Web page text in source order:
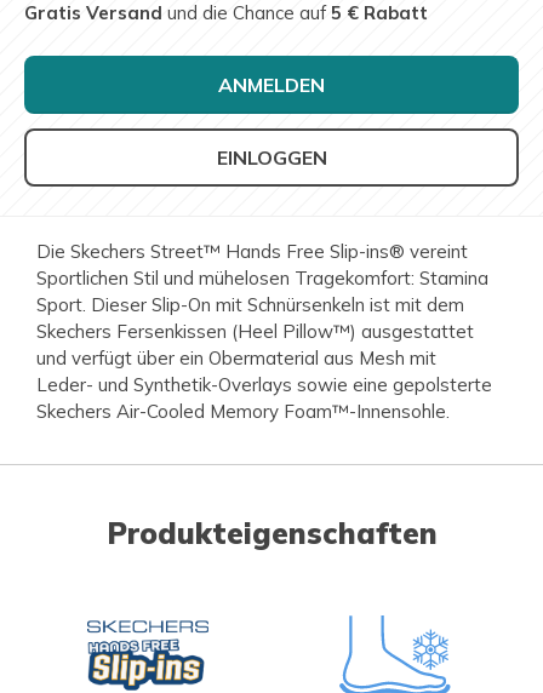
Gratis Versand und die Chance auf5 € Rabatt
ANMELDEN
EINLOGGEN
Die Skechers Street™ Hands Free Slip-ins® vereint
Sportlichen Stil und mühelosen Tragekomfort: Stamina
Sport. Dieser Slip-On mit Schnürsenkeln ist mit dem
Skechers Fersenkissen (Heel Pillow™) ausgestattet
und verfügt über ein Obermaterial aus Mesh mit
Leder- und Synthetik-Overlays sowie eine gepolsterte
Skechers Air-Cooled Memory Foam™-Innensohle.
Produkteigenschaften